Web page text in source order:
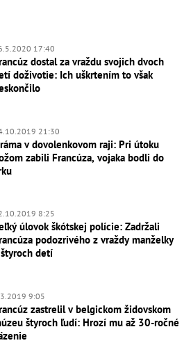
17:40
dostal za vraždu svojich dvoch
doživotie: Ich uškrtením to však
21:30
v dovolenkovom raji: Pri útoku
zabili Francúza, vojaka bodli do
8:25
úlovok škótskej polície: Zadržali
podozrivého z vraždy manželky
detí
9:05
zastrelil v belgickom židovskom
štyroch ľudí: Hrozí mu až 30-ročné